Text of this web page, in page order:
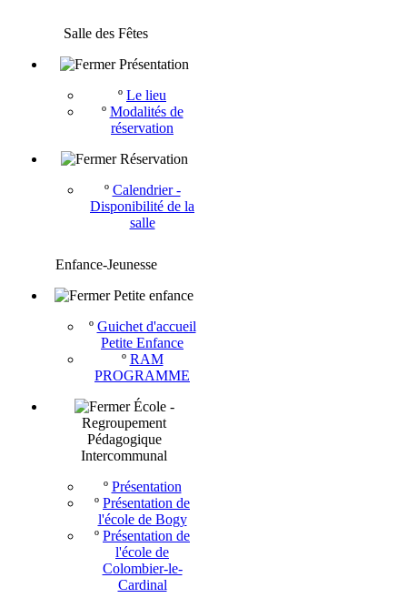
Salle des Fêtes
Présentation
º Le lieu
º Modalités de
réservation
Réservation
º Calendrier -
Disponibilité de la
salle
Enfance-Jeunesse
Petite enfance
º Guichet d'accueil
Petite Enfance
º RAM
PROGRAMME
École -
Regroupement
Pédagogique
Intercommunal
º Présentation
º Présentation de
l'école de Bogy
º Présentation de
l'école de
Colombier-le-
Cardinal